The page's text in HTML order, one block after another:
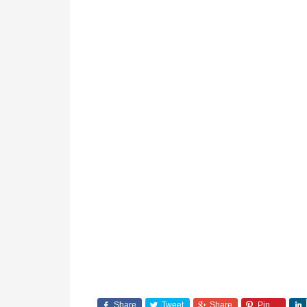
Share Tweet Share Pin